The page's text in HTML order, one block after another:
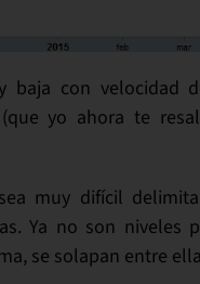
baja con velocidad
(que yo ahora te
muy difícil
Ya no son niveles
se solapan entre